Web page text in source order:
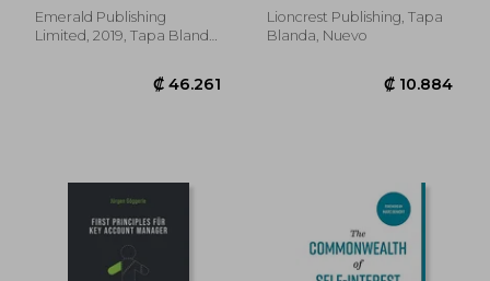
Emerald Publishing
Limited, 2019, Tapa Blanda,
Inglés)
Lioncrest Publishing, Tapa
Blanda, Nuevo